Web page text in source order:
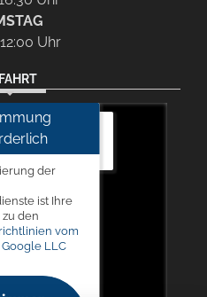
Uhr
Automobile
der
ist Ihre
den
vom
LLC